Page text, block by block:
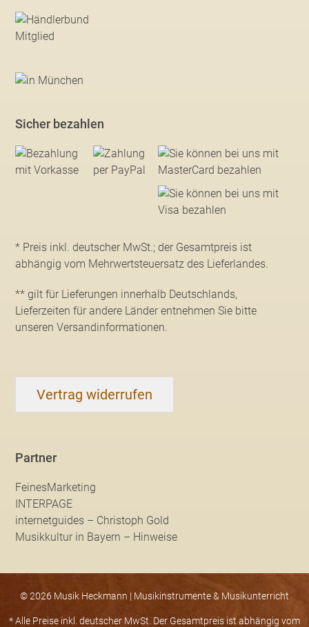
Sicher bezahlen
* Preis inkl. deutscher MwSt.; der Gesamtpreis ist
abhängig vom Mehrwertsteuersatz des Lieferlandes.
** gilt für Lieferungen innerhalb Deutschlands,
Lieferzeiten für andere Länder entnehmen Sie bitte
unseren Versandinformationen.
Vertrag widerrufen
Partner
FeinesMarketing
INTERPAGE
internetguides – Christoph Gold
Musikkultur in Bayern – Hinweise
© 2026 Musik Heckmann | Musikinstrumente & Musikunterricht
* Alle Preise inkl. deutscher MwSt. Der Gesamtpreis ist abhängig vom